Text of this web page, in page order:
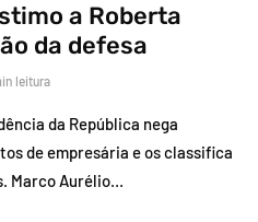
a Roberta
da defesa
leitura
da República nega
de empresária e os classifica
Marco Aurélio…